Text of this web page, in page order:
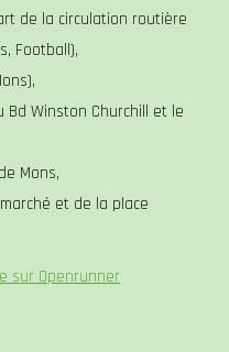
de la circulation routière
Football),
Winston Churchill et le
Mons,
et de la place
sur Openrunner